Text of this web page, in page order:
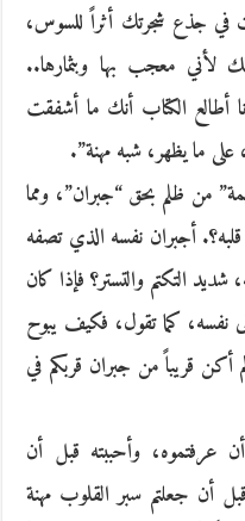
في جذع شجرتك أثراً للسوس،
لأني معجب بها وبثمارها..
أطالع الكتاب أنك ما أشفقت
ما يظهر، شبه مهنة”.
من ظلم بحق “جبران”، ومما
أجبران نفسه الذي تصفه
التكتم والتستر؟ فإذا كان
نفسه، كما تقول، فكيف يبوح
أكن قريباً من جبران قربكم في
عرفتموه، وأحببته قبل أن
أن جعلتم سبر القلوب مهنة